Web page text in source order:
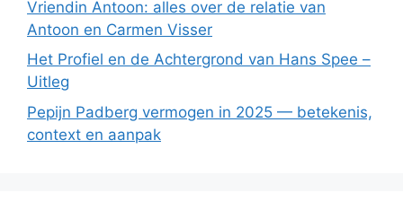
Vriendin Antoon: alles over de relatie van
Antoon en Carmen Visser
Het Profiel en de Achtergrond van Hans Spee –
Uitleg
Pepijn Padberg vermogen in 2025 — betekenis,
context en aanpak